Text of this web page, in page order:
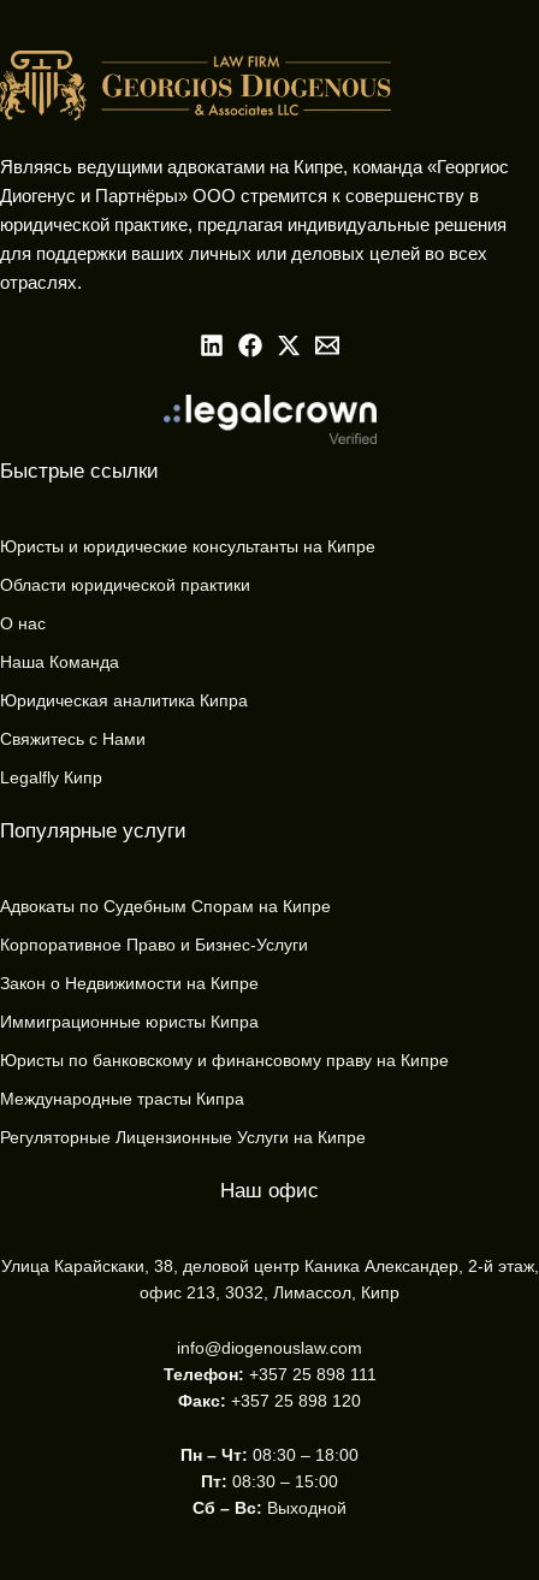
Являясь ведущими адвокатами на Кипре, команда «Георгиос
Диогенус и Партнёры» ООО стремится к совершенству в
юридической практике, предлагая индивидуальные решения
для поддержки ваших личных или деловых целей во всех
отраслях.
Быстрые ссылки
Юристы и юридические консультанты на Кипре
Области юридической практики
О нас
Наша Команда
Юридическая аналитика Кипра
Свяжитесь с Нами
Legalfly Кипр
Популярные услуги
Адвокаты по Судебным Спорам на Кипре
Корпоративное Право и Бизнес-Услуги
Закон о Недвижимости на Кипре
Иммиграционные юристы Кипра
Юристы по банковскому и финансовому праву на Кипре
Международные трасты Кипра
Регуляторные Лицензионные Услуги на Кипре
Наш офис
Улица Карайскаки, 38, деловой центр Каника Александер, 2-й этаж,
офис 213, 3032, Лимассол, Кипр
info@diogenouslaw.com
Телефон: +357 25 898 111
Факс: +357 25 898 120
Пн – Чт: 08:30 – 18:00
Пт: 08:30 – 15:00
Сб – Вс: Выходной